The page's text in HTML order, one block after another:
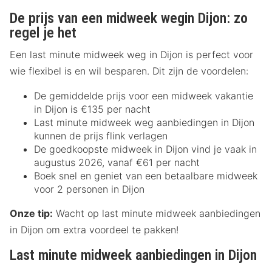
De prijs van een midweek wegin Dijon: zo
regel je het
Een last minute midweek weg in Dijon is perfect voor
wie flexibel is en wil besparen. Dit zijn de voordelen:
De gemiddelde prijs voor een midweek vakantie
in Dijon is €135 per nacht
Last minute midweek weg aanbiedingen in Dijon
kunnen de prijs flink verlagen
De goedkoopste midweek in Dijon vind je vaak in
augustus 2026, vanaf €61 per nacht
Boek snel en geniet van een betaalbare midweek
voor 2 personen in Dijon
Onze tip: Wacht op last minute midweek aanbiedingen
in Dijon om extra voordeel te pakken!
Last minute midweek aanbiedingen in Dijon